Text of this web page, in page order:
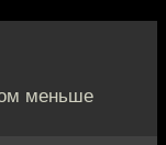
меньше